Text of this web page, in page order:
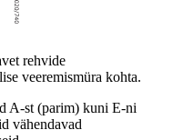
rehvide
veeremismüra kohta.
A-st (parim) kuni E-ni
vähendavad